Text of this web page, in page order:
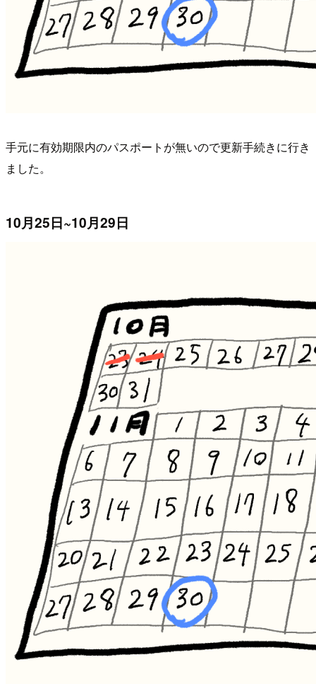
手元に有効期限内のパスポートが無いので更新手続きに行き
ました。
10月25日~10月29日